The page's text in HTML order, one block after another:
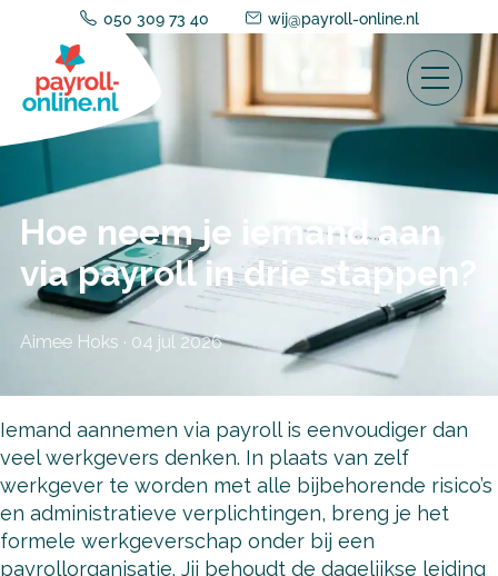
050 309 73 40 wij@payroll-online.nl
Hoe neem je iemand aan
via payroll in drie stappen?
Aimee Hoks · 04 jul 2026
Iemand aannemen via payroll is eenvoudiger dan
veel werkgevers denken. In plaats van zelf
werkgever te worden met alle bijbehorende risico’s
en administratieve verplichtingen, breng je het
formele werkgeverschap onder bij een
payrollorganisatie. Jij behoudt de dagelijkse leiding